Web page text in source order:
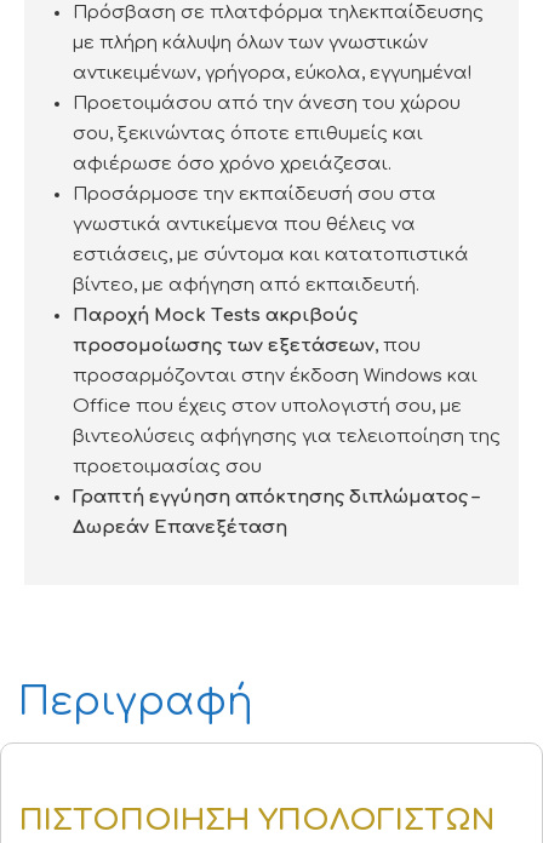
Πρόσβαση σε πλατφόρμα τηλεκπαίδευσης
με πλήρη κάλυψη όλων των γνωστικών
αντικειμένων, γρήγορα, εύκολα, εγγυημένα!
Προετοιμάσου από την άνεση του χώρου
σου, ξεκινώντας όποτε επιθυμείς και
αφιέρωσε όσο χρόνο χρειάζεσαι.
Προσάρμοσε την εκπαίδευσή σου στα
γνωστικά αντικείμενα που θέλεις να
εστιάσεις, με σύντομα και κατατοπιστικά
βίντεο, με αφήγηση από εκπαιδευτή.
Παροχή Mock Τests ακριβούς
προσομοίωσης των εξετάσεων, που
προσαρμόζονται στην έκδοση Windows και
Office που έχεις στον υπολογιστή σου, με
βιντεολύσεις αφήγησης για τελειοποίηση της
προετοιμασίας σου
Γραπτή εγγύηση απόκτησης διπλώματος –
Δωρεάν Επανεξέταση
Περιγραφή
ΠΙΣΤΟΠΟΙΗΣΗ ΥΠΟΛΟΓΙΣΤΩΝ